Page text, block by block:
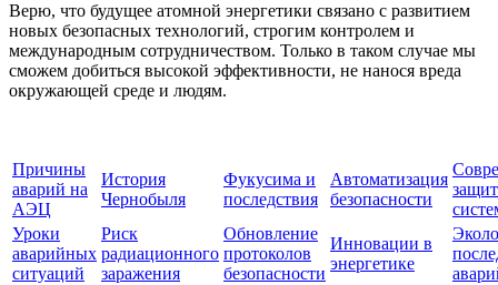
Верю, что будущее атомной энергетики связано с развитием
новых безопасных технологий, строгим контролем и
международным сотрудничеством. Только в таком случае мы
сможем добиться высокой эффективности, не нанося вреда
окружающей среде и людям.
Причины
аварий на
АЭЦ
История
Чернобыля
Фукусима и
последствия
Автоматизация
безопасности
Уроки
аварийных
ситуаций
Риск
радиационного
заражения
Обновление
протоколов
безопасности
Инновации в
энергетике